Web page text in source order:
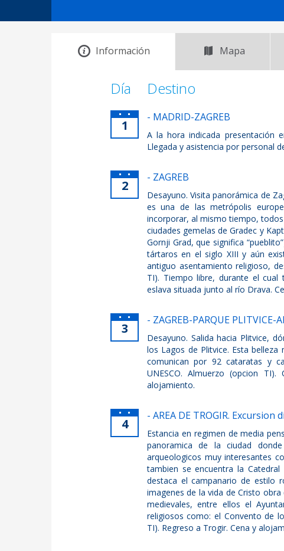
Información Mapa
Día Destino
1
- MADRID-ZAGREB
A la hora indicada presentación
Llegada y asistencia por personal
2
- ZAGREB
Desayuno. Visita panorámica de
es una de las metrópolis
incorporar, al mismo tiempo,
ciudades gemelas de Gradec y
Gornji Grad, que significa
tártaros en el siglo XIII y aún
antiguo asentamiento religioso,
TI). Tiempo libre, durante el
eslava situada junto al río Drava.
3
- ZAGREB-PARQUE PLITVICE-
Desayuno. Salida hacia Plitvice,
los Lagos de Plitvice. Esta
comunican por 92 cataratas y
UNESCO. Almuerzo (opcion
alojamiento.
4
- AREA DE TROGIR.
Estancia en regimen de media
panoramica de la ciudad
arqueologicos muy interesantes
tambien se encuentra la
destaca el campanario de estilo
imagenes de la vida de Cristo
medievales, entre ellos el
religiosos como: el Convento de
TI). Regreso a Trogir. Cena y